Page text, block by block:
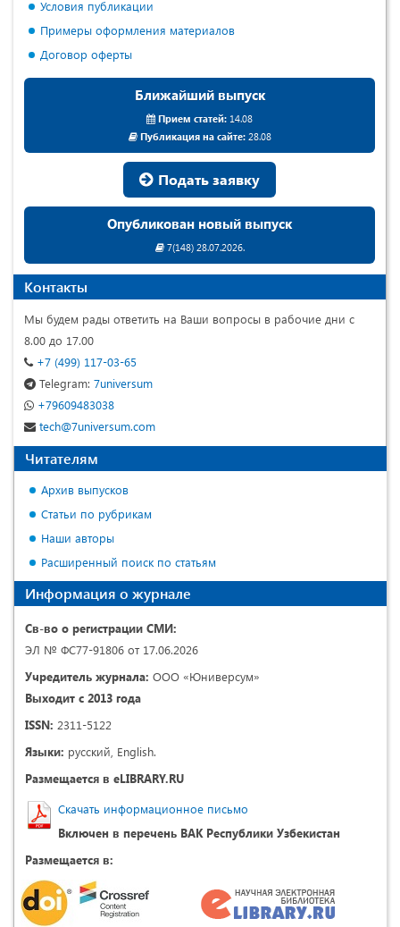
Условия публикации
Примеры оформления материалов
Договор оферты
Ближайший выпуск
Прием статей: 14.08
Публикация на сайте:28.08
Подать заявку
Опубликован новый выпуск
7(148) 28.07.2026.
Контакты
Мы будем рады ответить на Ваши вопросы в рабочие дни с
8.00 до 17.00
+7 (499) 117-03-65
Telegram: 7universum
+79609483038
tech@7universum.com
Читателям
Архив выпусков
Статьи по рубрикам
Наши авторы
Расширенный поиск по статьям
Информация о журнале
Св-во о регистрации СМИ:
ЭЛ № ФС77-91806 от 17.06.2026
Учредитель журнала: ООО «Юниверсум»
Выходит с 2013 года
ISSN: 2311-5122
Языки: русский, English.
Размещается в eLIBRARY.RU
Скачать информационное письмо
Включен в перечень ВАК Республики Узбекистан
Размещается в: